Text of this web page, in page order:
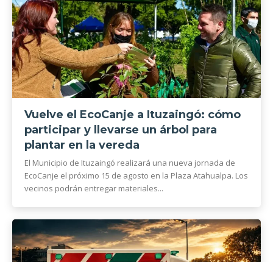
Vuelve el EcoCanje a Ituzaingó: cómo
participar y llevarse un árbol para
plantar en la vereda
El Municipio de Ituzaingó realizará una nueva jornada de
EcoCanje el próximo 15 de agosto en la Plaza Atahualpa. Los
vecinos podrán entregar materiales...